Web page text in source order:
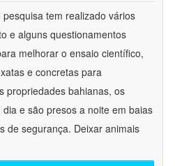
tem realizado vários
e alguns questionamentos
melhorar o ensaio científico,
e concretas para
propriedades bahianas, os
e são presos a noite em baias
de segurança. Deixar animais